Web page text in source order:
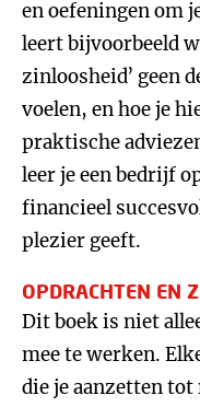
en oefeningen om
leert bijvoorbeeld
zinloosheid’ geen
voelen, en hoe je
praktische
leer je een bedrijf
financieel
plezier geeft.
OPDRACHTEN EN
Dit boek is niet
mee te werken.
die je aanzetten